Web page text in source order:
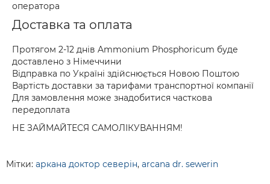
оператора
Доставка та оплата
Протягом 2-12 днів Ammonium Phosphoricum буде
доставлено з Німеччини
Відправка по Україні здійснюється Новою Поштою
Вартість доставки за тарифами транспортної компанії
Для замовлення може знадобитися часткова
передоплата
НЕ ЗАЙМАЙТЕСЯ САМОЛІКУВАННЯМ!
Мітки: аркана доктор северін, arcana dr. sewerin